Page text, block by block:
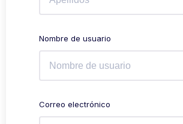
Nombre de usuario
Correo electrónico